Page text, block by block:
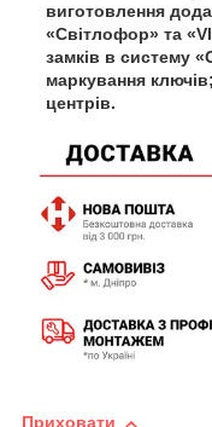
виготовлення
«Світлофор» та
замків в систему
маркування
центрів.
Приховати